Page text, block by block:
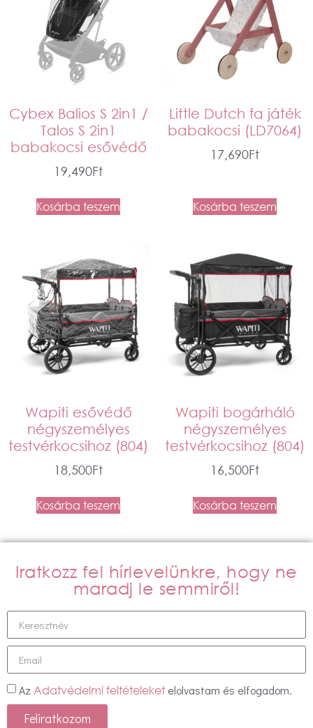
Cybex Balios S 2in1 /
Talos S 2in1
babakocsi esővédő
19,490Ft
Kosárba teszem
Little Dutch fa játék
babakocsi (LD7064)
17,690Ft
Kosárba teszem
Wapiti esővédő
négyszemélyes
testvérkocsihoz (804)
18,500Ft
Kosárba teszem
Wapiti bogárháló
négyszemélyes
testvérkocsihoz (804)
16,500Ft
Kosárba teszem
Iratkozz fel hírlevelünkre, hogy ne
maradj le semmiről!
Az Adatvédelmi feltételeket elolvastam és elfogadom.
Feliratkozom